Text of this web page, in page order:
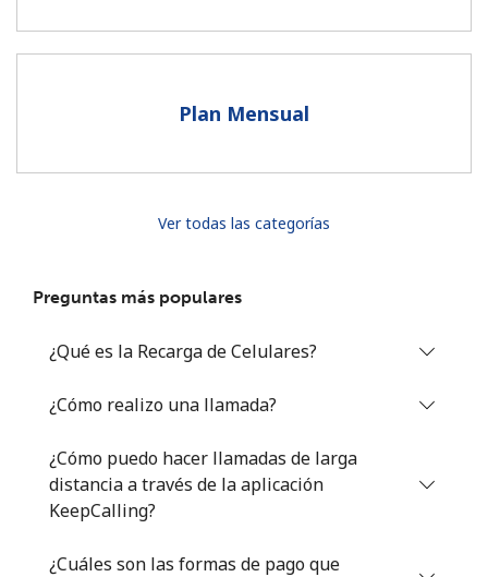
Al abrir una cuenta en este sitio web, estoy de acuerdo con
¿Olvidaste tu contraseña? →
Iniciar Sesión
Plan Mensual
Ver todas las categorías
Preguntas más populares
¿Qué es la Recarga de Celulares?
¿Cómo realizo una llamada?
¿Cómo puedo hacer llamadas de larga
distancia a través de la aplicación
KeepCalling?
¿Cuáles son las formas de pago que